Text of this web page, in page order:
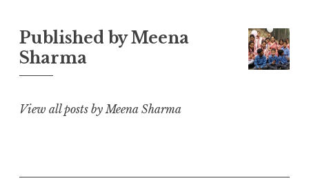
L
i
n
A
p
p
b
o
r
a
e
Published byMeena
Sharma
View all posts by Meena Sharma